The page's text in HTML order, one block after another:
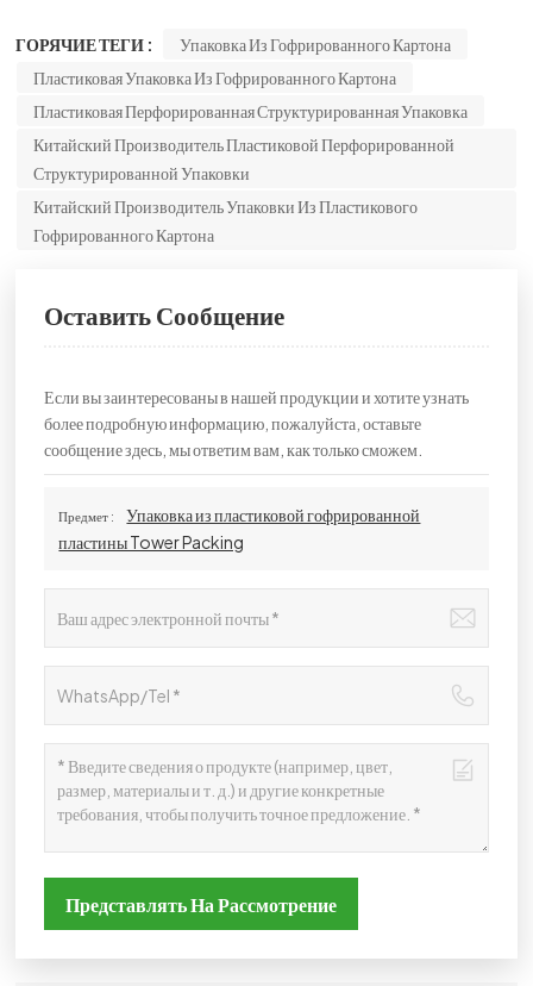
ГОРЯЧИЕ ТЕГИ :
Упаковка Из Гофрированного Картона
Пластиковая Упаковка Из Гофрированного Картона
Пластиковая Перфорированная Структурированная Упаковка
Китайский Производитель Пластиковой Перфорированной
Структурированной Упаковки
Китайский Производитель Упаковки Из Пластикового
Гофрированного Картона
Оставить Сообщение
Если вы заинтересованы в нашей продукции и хотите узнать
более подробную информацию, пожалуйста, оставьте
сообщение здесь, мы ответим вам, как только сможем.
Предмет :
Упаковка из пластиковой гофрированной
пластины Tower Packing
Представлять На Рассмотрение